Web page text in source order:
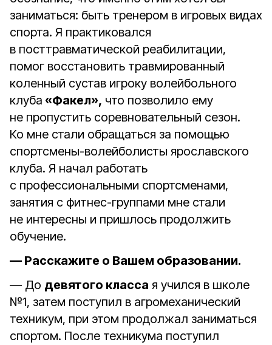
заниматься: быть тренером в игровых видах
спорта. Я практиковался
в посттравматической реабилитации,
помог восстановить травмированный
коленный сустав игроку волейбольного
клуба «Факел», что позволило ему
не пропустить соревновательный сезон.
Ко мне стали обращаться за помощью
спортсмены-волейболисты ярославского
клуба. Я начал работать
с профессиональными спортсменами,
занятия с фитнес-группами мне стали
не интересны и пришлось продолжить
обучение.
— Расскажите о Вашем образовании.
— До девятого класса я учился в школе
№1, затем поступил в агромеханический
техникум, при этом продолжал заниматься
спортом. После техникума поступил